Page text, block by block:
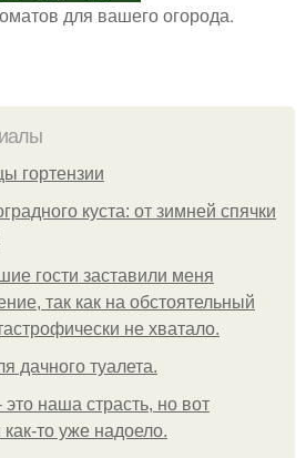
для вашего огорода.
гортензии
куста: от зимней спячки
гости заставили меня
так как на обстоятельный
не хватало.
дачного туалета.
наша страсть, но вот
как-то уже надоело.